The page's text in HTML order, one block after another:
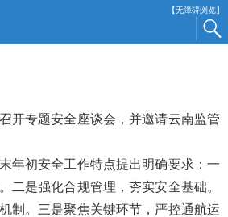
【无障碍浏览】
开专题安全座谈会，并邀请云南监管
年初安全工作特点提出明确要求：一
是强化合规管理，夯实安全基础。
制。三是聚焦关键环节，严控通航运